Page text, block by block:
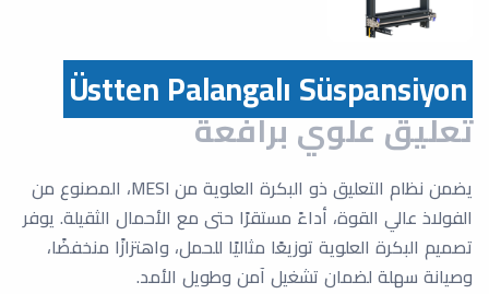
Üstten Palangalı Süspansiyon
تعليق علوي برافعة
يضمن نظام التعليق ذو البكرة العلوية من MESI، المصنوع من
الفولاذ عالي القوة، أداءً مستقرًا حتى مع الأحمال الثقيلة. يوفر
تصميم البكرة العلوية توزيعًا مثاليًا للحمل، واهتزازًا منخفضًا،
وصيانة سهلة لضمان تشغيل آمن وطويل الأمد.